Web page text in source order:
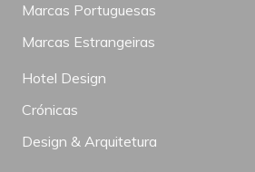
Marcas Portuguesas
Marcas Estrangeiras
Hotel Design
Crónicas
Design & Arquitetura